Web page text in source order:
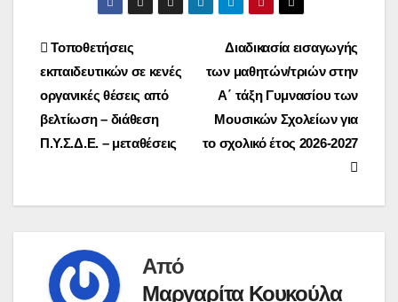
Πλοήγηση
άρθρων
Διαδικασία εισαγωγής
των μαθητών/τριών στην
Α΄ τάξη Γυμνασίου των
Μουσικών Σχολείων για
το σχολικό έτος 2026-2027
Τοποθετήσεις
εκπαιδευτικών σε κενές
οργανικές θέσεις από
βελτίωση – διάθεση
Π.Υ.Σ.Δ.Ε. – μεταθέσεις
Από
Μαργαρίτα Κουκούλα